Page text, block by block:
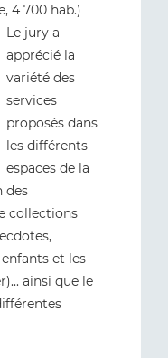
4 700 hab.)
Le jury a
apprécié la
variété des
services
proposés dans
les différents
espaces de la
des
collections
et les
ainsi que le